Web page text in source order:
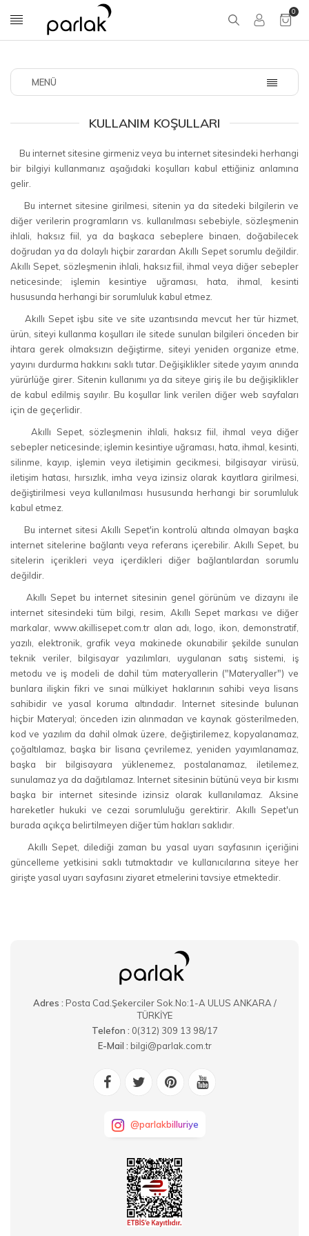
0
MENÜ
KULLANIM KOŞULLARI
Bu internet sitesine girmeniz veya bu internet sitesindeki herhangi
bir bilgiyi kullanmanız aşağıdaki koşulları kabul ettiğiniz anlamına
gelir.
Bu internet sitesine girilmesi, sitenin ya da sitedeki bilgilerin ve
diğer verilerin programların vs. kullanılması sebebiyle, sözleşmenin
ihlali, haksız fiil, ya da başkaca sebeplere binaen, doğabilecek
doğrudan ya da dolaylı hiçbir zarardan Akıllı Sepet sorumlu değildir.
Akıllı Sepet, sözleşmenin ihlali, haksız fiil, ihmal veya diğer sebepler
neticesinde; işlemin kesintiye uğraması, hata, ihmal, kesinti
hususunda herhangi bir sorumluluk kabul etmez.
Akıllı Sepet işbu site ve site uzantısında mevcut her tür hizmet,
ürün, siteyi kullanma koşulları ile sitede sunulan bilgileri önceden bir
ihtara gerek olmaksızın değiştirme, siteyi yeniden organize etme,
yayını durdurma hakkını saklı tutar. Değişiklikler sitede yayım anında
yürürlüğe girer. Sitenin kullanımı ya da siteye giriş ile bu değişiklikler
de kabul edilmiş sayılır. Bu koşullar link verilen diğer web sayfaları
için de geçerlidir.
Akıllı Sepet, sözleşmenin ihlali, haksız fiil, ihmal veya diğer
sebepler neticesinde; işlemin kesintiye uğraması, hata, ihmal, kesinti,
silinme, kayıp, işlemin veya iletişimin gecikmesi, bilgisayar virüsü,
iletişim hatası, hırsızlık, imha veya izinsiz olarak kayıtlara girilmesi,
değiştirilmesi veya kullanılması hususunda herhangi bir sorumluluk
kabul etmez.
Bu internet sitesi Akıllı Sepet'in kontrolü altında olmayan başka
internet sitelerine bağlantı veya referans içerebilir. Akıllı Sepet, bu
sitelerin içerikleri veya içerdikleri diğer bağlantılardan sorumlu
değildir.
Akıllı Sepet bu internet sitesinin genel görünüm ve dizaynı ile
internet sitesindeki tüm bilgi, resim, Akıllı Sepet markası ve diğer
markalar, www.akillisepet.com.tr alan adı, logo, ikon, demonstratif,
yazılı, elektronik, grafik veya makinede okunabilir şekilde sunulan
teknik veriler, bilgisayar yazılımları, uygulanan satış sistemi, iş
metodu ve iş modeli de dahil tüm materyallerin ("Materyaller") ve
bunlara ilişkin fikri ve sınai mülkiyet haklarının sahibi veya lisans
sahibidir ve yasal koruma altındadır. Internet sitesinde bulunan
hiçbir Materyal; önceden izin alınmadan ve kaynak gösterilmeden,
kod ve yazılım da dahil olmak üzere, değiştirilemez, kopyalanamaz,
çoğaltılamaz, başka bir lisana çevrilemez, yeniden yayımlanamaz,
başka bir bilgisayara yüklenemez, postalanamaz, iletilemez,
sunulamaz ya da dağıtılamaz. Internet sitesinin bütünü veya bir kısmı
başka bir internet sitesinde izinsiz olarak kullanılamaz. Aksine
hareketler hukuki ve cezai sorumluluğu gerektirir. Akıllı Sepet'un
burada açıkça belirtilmeyen diğer tüm hakları saklıdır.
Akıllı Sepet, dilediği zaman bu yasal uyarı sayfasının içeriğini
güncelleme yetkisini saklı tutmaktadır ve kullanıcılarına siteye her
girişte yasal uyarı sayfasını ziyaret etmelerini tavsiye etmektedir.
Adres : Posta Cad.Şekerciler Sok.No:1-A ULUS ANKARA /
TÜRKİYE
Telefon : 0(312) 309 13 98/17
E-Mail : bilgi@parlak.com.tr
@parlakbilluriye